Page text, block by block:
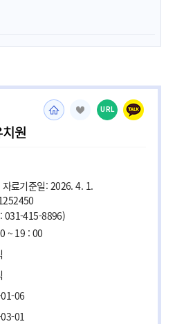
원
URL
료기준일: 2026. 4. 1.
031-415-8896)
~ 19 : 00
06
01